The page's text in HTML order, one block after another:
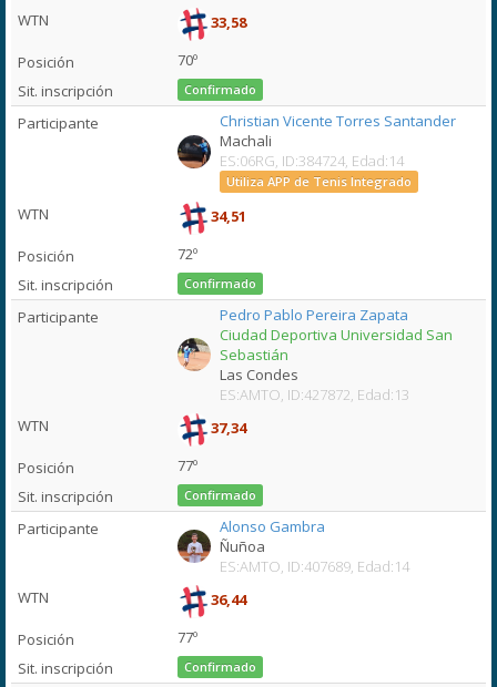
33,58
70º
Confirmado
Christian Vicente Torres Santander
Machali
ES:06RG, ID:384724, Edad:14
Utiliza APP de Tenis Integrado
34,51
72º
Confirmado
Pedro Pablo Pereira Zapata
Ciudad Deportiva Universidad San
Sebastián
Las Condes
ES:AMTO, ID:427872, Edad:13
37,34
77º
Confirmado
Alonso Gambra
Ñuñoa
ES:AMTO, ID:407689, Edad:14
36,44
77º
Confirmado